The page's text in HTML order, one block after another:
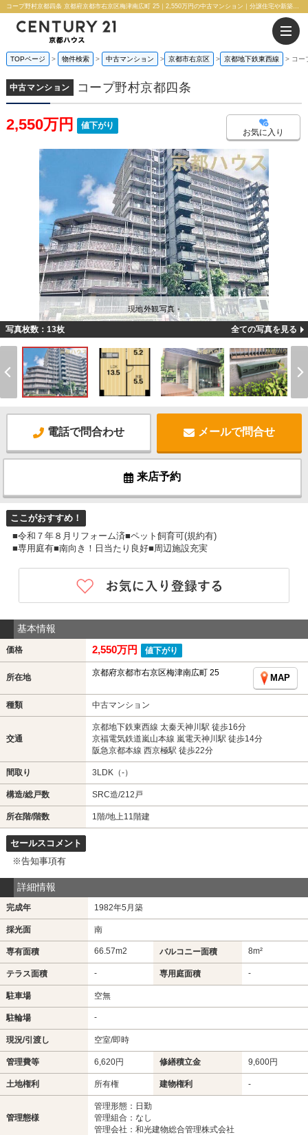
コープ野村京都四条 京都府京都市右京区梅津南広町 25｜2,550万円の中古マンション｜分譲住宅や新築物件｜株式会社 京都ハウス
TOPページ 物件検索 中古マンション 京都市右京区 京都地下鉄東西線 コー
中古マンション コープ野村京都四条
2,550万円 値下がり
お気に入り
現地外観写真 -
写真枚数：13枚 全ての写真を見る
電話で問合わせ メールで問合せ
来店予約
ここがおすすめ！
■令和７年８月リフォーム済■ペット飼育可(規約有)
■専用庭有■南向き！日当たり良好■周辺施設充実
基本情報
価格 2,550万円 値下がり
所在地 京都府京都市右京区梅津南広町 25
MAP
種類 中古マンション
交通
京都地下鉄東西線 太秦天神川駅 徒歩16分
京福電気鉄道嵐山本線 嵐電天神川駅 徒歩14分
阪急京都本線 西京極駅 徒歩22分
間取り 3LDK（-）
構造/総戸数 SRC造/212戸
所在階/階数 1階/地上11階建
セールスコメント
※告知事項有
詳細情報
完成年 1982年5月築
採光面 南
専有面積 66.57m2 バルコニー面積 8m²
テラス面積 - 専用庭面積 -
駐車場 空無
駐輪場 -
現況/引渡し 空室/即時
管理費等 6,620円 修繕積立金 9,600円
土地権利 所有権 建物権利 -
管理態様
管理形態：日勤
管理組合：なし
管理会社：和光建物総合管理株式会社